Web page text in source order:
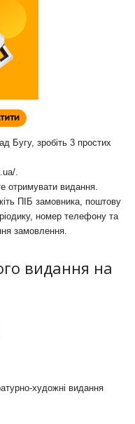
Бугу, зробіть 3 простих
отримувати видання.
ПІБ замовника, поштову
номер телефону та
замовлення.
видання на
художні видання